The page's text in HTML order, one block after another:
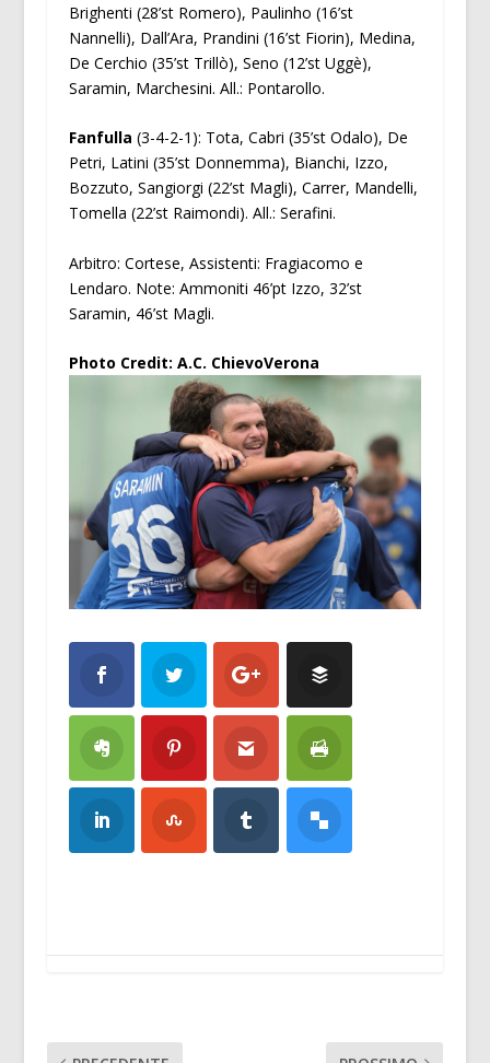
Brighenti (28’st Romero), Paulinho (16’st
Nannelli), Dall’Ara, Prandini (16’st Fiorin), Medina,
De Cerchio (35’st Trillò), Seno (12’st Uggè),
Saramin, Marchesini. All.: Pontarollo.
Fanfulla (3-4-2-1): Tota, Cabri (35’st Odalo), De
Petri, Latini (35’st Donnemma), Bianchi, Izzo,
Bozzuto, Sangiorgi (22’st Magli), Carrer, Mandelli,
Tomella (22’st Raimondi). All.: Serafini.
Arbitro: Cortese, Assistenti: Fragiacomo e
Lendaro. Note: Ammoniti 46’pt Izzo, 32’st
Saramin, 46’st Magli.
Photo Credit: A.C. ChievoVerona